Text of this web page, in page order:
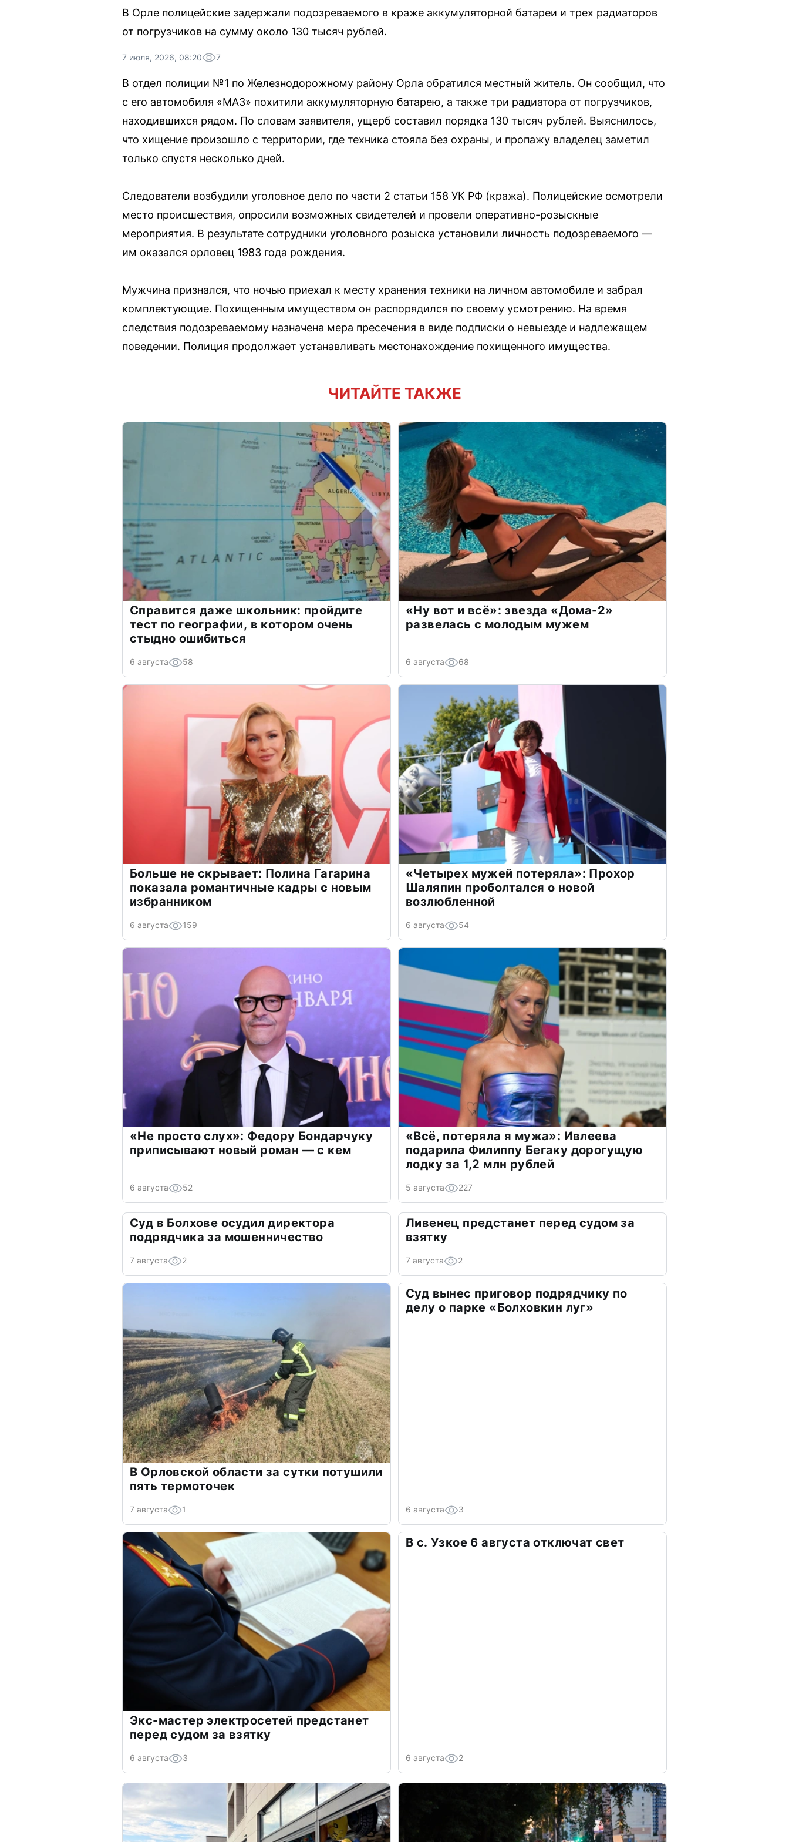
В Орле полицейские задержали подозреваемого в краже аккумуляторной батареи и трех радиаторов
от погрузчиков на сумму около 130 тысяч рублей.
7 июля, 2026, 08:20 7
В отдел полиции №1 по Железнодорожному району Орла обратился местный житель. Он сообщил, что
с его автомобиля «МАЗ» похитили аккумуляторную батарею, а также три радиатора от погрузчиков,
находившихся рядом. По словам заявителя, ущерб составил порядка 130 тысяч рублей. Выяснилось,
что хищение произошло с территории, где техника стояла без охраны, и пропажу владелец заметил
только спустя несколько дней.
Следователи возбудили уголовное дело по части 2 статьи 158 УК РФ (кража). Полицейские осмотрели
место происшествия, опросили возможных свидетелей и провели оперативно-розыскные
мероприятия. В результате сотрудники уголовного розыска установили личность подозреваемого —
им оказался орловец 1983 года рождения.
Мужчина признался, что ночью приехал к месту хранения техники на личном автомобиле и забрал
комплектующие. Похищенным имуществом он распорядился по своему усмотрению. На время
следствия подозреваемому назначена мера пресечения в виде подписки о невыезде и надлежащем
поведении. Полиция продолжает устанавливать местонахождение похищенного имущества.
ЧИТАЙТЕ ТАКЖЕ
Справится даже школьник: пройдите
тест по географии, в котором очень
стыдно ошибиться
6 августа 58
«Ну вот и всё»: звезда «Дома-2»
развелась с молодым мужем
6 августа 68
Больше не скрывает: Полина Гагарина
показала романтичные кадры с новым
избранником
6 августа 159
«Четырех мужей потеряла»: Прохор
Шаляпин проболтался о новой
возлюбленной
6 августа 54
«Не просто слух»: Федору Бондарчуку
приписывают новый роман — с кем
6 августа 52
«Всё, потеряла я мужа»: Ивлеева
подарила Филиппу Бегаку дорогущую
лодку за 1,2 млн рублей
5 августа 227
Суд в Болхове осудил директора
подрядчика за мошенничество
7 августа 2
Ливенец предстанет перед судом за
взятку
7 августа 2
В Орловской области за сутки потушили
пять термоточек
7 августа 1
Суд вынес приговор подрядчику по
делу о парке «Болховкин луг»
6 августа 3
Экс-мастер электросетей предстанет
перед судом за взятку
6 августа 3
В с. Узкое 6 августа отключат свет
6 августа 2